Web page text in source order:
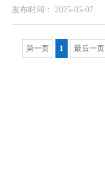
发布时间： 2025-05-07
第一页 1 最后一页